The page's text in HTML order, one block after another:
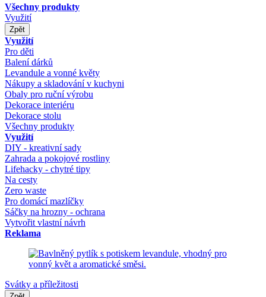
Všechny produkty
Využití
Zpět
Využití
Pro děti
Balení dárků
Levandule a vonné květy
Nákupy a skladování v kuchyni
Obaly pro ruční výrobu
Dekorace interiéru
Dekorace stolu
Všechny produkty
Využití
DIY - kreativní sady
Zahrada a pokojové rostliny
Lifehacky - chytré tipy
Na cesty
Zero waste
Pro domácí mazlíčky
Sáčky na hrozny - ochrana
Vytvořit vlastní návrh
Reklama
Svátky a příležitosti